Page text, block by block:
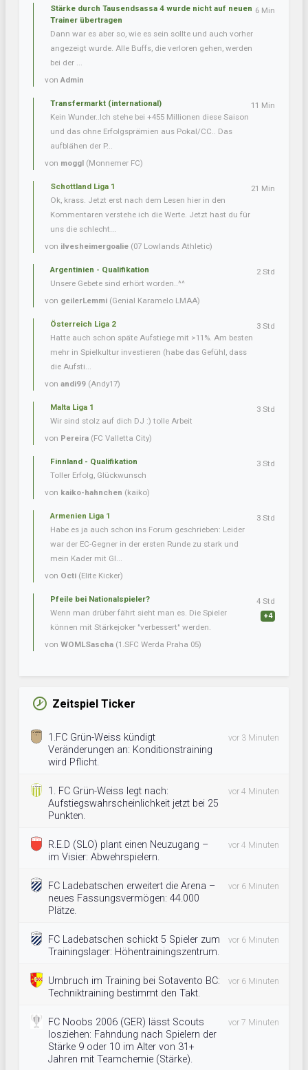
Stärke durch Tausendsassa 4 wurde nicht auf neuen
Trainer übertragen
Dann war es aber so, wie es sein sollte und auch vorher
angezeigt wurde. Alle Buffs, die verloren gehen, werden
bei der ...
vonAdmin
6 Min
Transfermarkt (international)
Kein Wunder..Ich stehe bei +455 Millionen diese Saison
und das ohne Erfolgsprämien aus Pokal/CC.. Das
aufblähen der P...
von moggl (Monnemer FC)
11 Min
Schottland Liga 1
Ok, krass. Jetzt erst nach dem Lesen hier in den
Kommentaren verstehe ich die Werte. Jetzt hast du für
uns die schlecht...
von ilvesheimergoalie (07 Lowlands Athletic)
21 Min
Argentinien - Qualifikation
Unsere Gebete sind erhört worden..^^
von geilerLemmi (Genial Karamelo LMAA)
2 Std
Österreich Liga 2
Hatte auch schon späte Aufstiege mit >11%. Am besten
mehr in Spielkultur investieren (habe das Gefühl, dass
die Aufsti...
von andi99 (Andy17)
3 Std
Malta Liga 1
Wir sind stolz auf dich DJ :) tolle Arbeit
von Pereira (FC Valletta City)
3 Std
Finnland - Qualifikation
Toller Erfolg, Glückwunsch
von kaiko-hahnchen (kaiko)
3 Std
Armenien Liga 1
Habe es ja auch schon ins Forum geschrieben: Leider
war der EC-Gegner in der ersten Runde zu stark und
mein Kader mit Gl...
von Octi (Elite Kicker)
3 Std
Pfeile bei Nationalspieler?
Wenn man drüber fährt sieht man es. Die Spieler
können mit Stärkejoker "verbessert" werden.
von WOMLSascha (1.SFC Werda Praha 05)
4 Std
+4
Zeitspiel Ticker
1.FC Grün-Weiss kündigt
Veränderungen an: Konditionstraining
wird Pflicht.
vor 3 Minuten
1. FC Grün-Weiss legt nach:
Aufstiegswahrscheinlichkeit jetzt bei 25
Punkten.
vor 4 Minuten
R.E.D (SLO) plant einen Neuzugang –
im Visier: Abwehrspielern.
vor 4 Minuten
FC Ladebatschen erweitert die Arena –
neues Fassungsvermögen: 44.000
Plätze.
vor 6 Minuten
FC Ladebatschen schickt 5 Spieler zum
Trainingslager: Höhentrainingszentrum.
vor 6 Minuten
Umbruch im Training bei Sotavento BC:
Techniktraining bestimmt den Takt.
vor 6 Minuten
FC Noobs 2006 (GER) lässt Scouts
losziehen: Fahndung nach Spielern der
Stärke 9 oder 10 im Alter von 31+
Jahren mit Teamchemie (Stärke).
vor 7 Minuten